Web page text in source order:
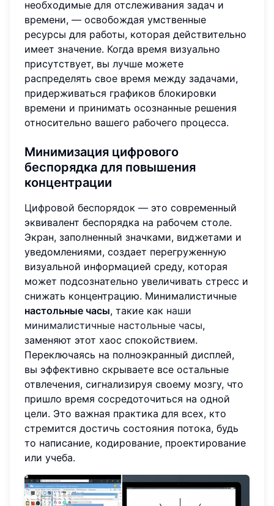
необходимые для отслеживания задач и
времени, — освобождая умственные
ресурсы для работы, которая действительно
имеет значение. Когда время визуально
присутствует, вы лучше можете
распределять свое время между задачами,
придерживаться графиков блокировки
времени и принимать осознанные решения
относительно вашего рабочего процесса.
Минимизация цифрового
беспорядка для повышения
концентрации
Цифровой беспорядок — это современный
эквивалент беспорядка на рабочем столе.
Экран, заполненный значками, виджетами и
уведомлениями, создает перегруженную
визуальной информацией среду, которая
может подсознательно увеличивать стресс и
снижать концентрацию. Минималистичные
настольные часы, такие как наши
минималистичные настольные часы,
заменяют этот хаос спокойствием.
Переключаясь на полноэкранный дисплей,
вы эффективно скрываете все остальные
отвлечения, сигнализируя своему мозгу, что
пришло время сосредоточиться на одной
цели. Это важная практика для всех, кто
стремится достичь состояния потока, будь
то написание, кодирование, проектирование
или учеба.